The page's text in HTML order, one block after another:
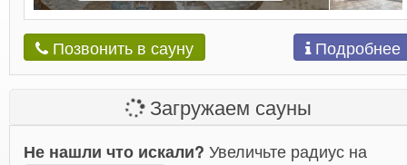
Позвонить в сауну Подробнее
Загружаем сауны
Не нашли что искали? Увеличьте радиус на